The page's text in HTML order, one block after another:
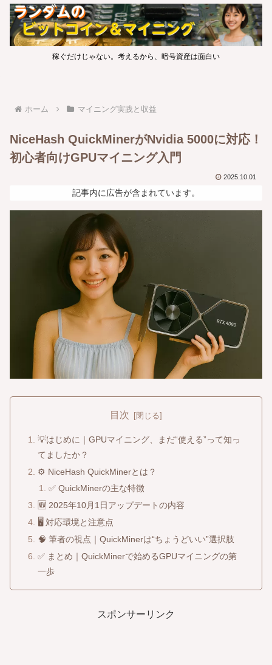
稼ぐだけじゃない。考えるから、暗号資産は面白い
ホーム マイニング実践と収益
NiceHash QuickMinerがNvidia 5000に対応！
初心者向けGPUマイニング入門
2025.10.01
記事内に広告が含まれています。
目次
💡はじめに｜GPUマイニング、まだ“使える”って知っ
てましたか？
⚙️ NiceHash QuickMinerとは？
✅ QuickMinerの主な特徴
🆕 2025年10月1日アップデートの内容
🖥️ 対応環境と注意点
🧠 筆者の視点｜QuickMinerは“ちょうどいい”選択肢
✅ まとめ｜QuickMinerで始めるGPUマイニングの第
一歩
スポンサーリンク